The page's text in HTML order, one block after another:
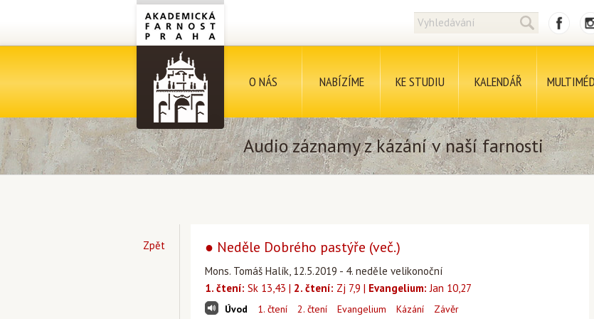
O NÁS NABÍZÍME KE STUDIU KALENDÁŘ
Audio záznamy z kázání v naší farnosti
Zpět ● Neděle Dobrého pastýře (več.)
Mons. Tomáš Halík, 12.5.2019 - 4. neděle velikonoční
1. čtení: Sk 13,43 | 2. čtení: Zj 7,9 | Evangelium: Jan 10,27
Úvod 1. čtení 2. čtení Evangelium Kázání Závěr